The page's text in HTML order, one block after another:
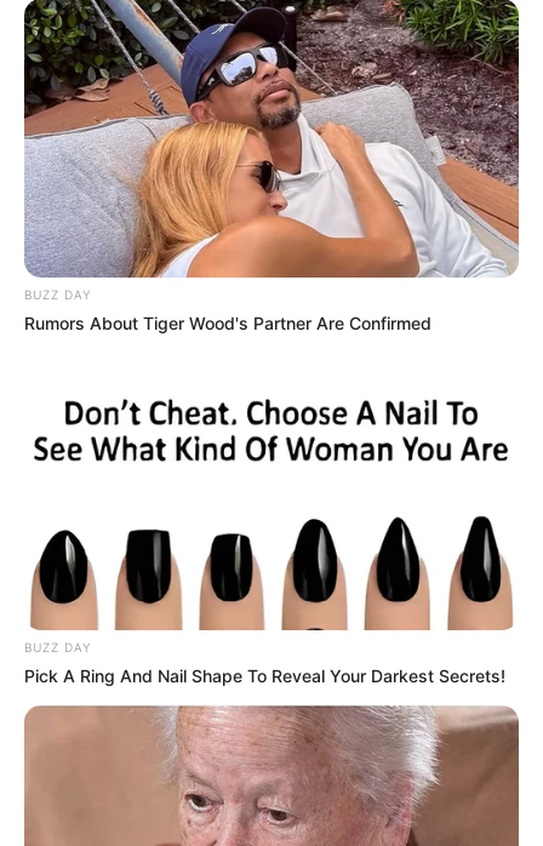
BUZZ DAY
Rumors About Tiger Wood's Partner Are Confirmed
BUZZ DAY
Pick A Ring And Nail Shape To Reveal Your Darkest Secrets!